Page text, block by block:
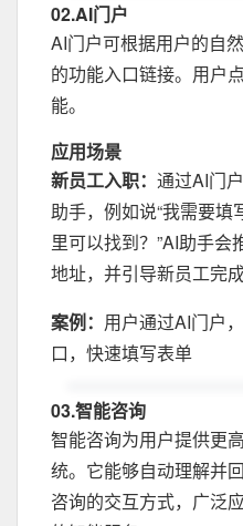
02.AI门户
AI门户可根据用户的自
的功能入口链接。用户
能。
应用场景
新员工入职： 通过AI门
助手，例如说“我需要
里可以找到？”AI助手会
地址，并引导新员工完
案例： 用户通过AI门户
口，快速填写表单
03.智能咨询
智能咨询为用户提供更
统。它能够自动理解并
咨询的交互方式，广泛